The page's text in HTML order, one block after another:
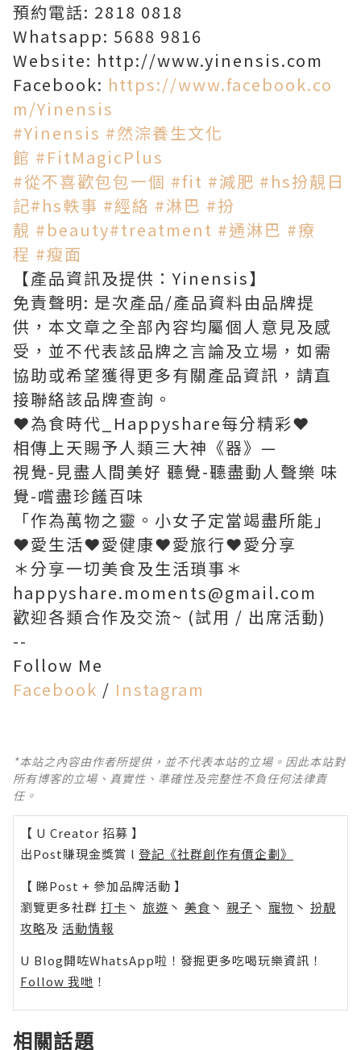
預約電話: 2818 0818
Whatsapp: 5688 9816
Website: http://www.yinensis.com
Facebook: https://www.facebook.co
m/Yinensis
#Yinensis #然淙養生文化
館 #FitMagicPlus
#從不喜歡包包一個 #fit #減肥 #hs扮靚日
記#hs軼事 #經絡 #淋巴 #扮
靚 #beauty#treatment #通淋巴 #療
程 #瘦面
【產品資訊及提供：Yinensis】
免責聲明: 是次產品/產品資料由品牌提
供，本文章之全部內容均屬個人意見及感
受，並不代表該品牌之言論及立場，如需
協助或希望獲得更多有關產品資訊，請直
接聯絡該品牌查詢。
❤為食時代_Happyshare每分精彩❤
相傳上天賜予人類三大神《器》—
視覺-見盡人間美好 聽覺-聽盡動人聲樂 味
覺-嚐盡珍饈百味
「作為萬物之靈。小女子定當竭盡所能」
❤️愛生活❤️愛健康❤️愛旅行❤️愛分享
＊分享一切美食及生活瑣事＊
happyshare.moments@gmail.com
歡迎各類合作及交流~ (試用 / 出席活動)
--
Follow Me
Facebook / Instagram
*本站之內容由作者所提供，並不代表本站的立場。因此本站對
所有博客的立場、真實性、準確性及完整性不負任何法律責
任。
【 U Creator 招募 】
出Post賺現金獎賞 l 登記《社群創作有價企劃》
【 睇Post + 參加品牌活動 】
瀏覽更多社群 打卡 丶 旅遊 丶 美食 丶 親子 丶 寵物 丶 扮靚
攻略及 活動情報
U Blog開咗WhatsApp啦！發掘更多吃喝玩樂資訊！
Follow 我哋 ！
相關話題